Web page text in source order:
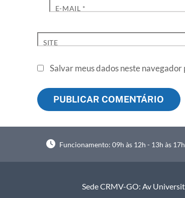
E-MAIL *
SITE
Salvar meus dados neste
Funcionamento: 09h às 12h - 13h às
Sede CRMV-GO: Av